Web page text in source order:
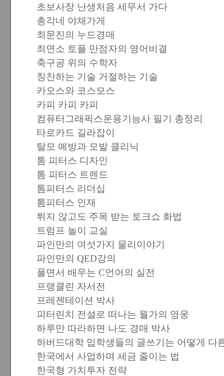
초보사장 난생처음 세무서 가다
총각네 야채가게
최문진의 누드경매
최연소 토플 만점자의 영어비결
축구공 위의 수학자
칭찬하는 기술 거절하는 기술
카오스와 코스모스
카피 카피 카피
컴퓨터그래픽스운용기능사 필기 총정리
타로카드 길라잡이
탈모 예방과 모발 클리닉
톰 피터스 디자인
톰 피터스 트렌드
톰피터스 리더십
톰피터스 인재
튀지 않고도 주목 받는 토크쇼 화법
트럼프 놀이 교실
파인만의 여섯가지 물리이야기
파인만의 QED강의
풀면서 배우는 C언어의 실전
프랭클린 자서전
프레젠테이션 박사
피터린치 전설로 떠나는 월가의 영웅
하루만 따라하면 나도 경매 박사
하버드대학 입학생들의 글쓰기는 어떻게 다
한국에서 사업하며 세금 줄이는 법
한국형 가치투자 전략